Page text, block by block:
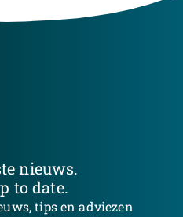
nieuws.
to date.
tips en adviezen